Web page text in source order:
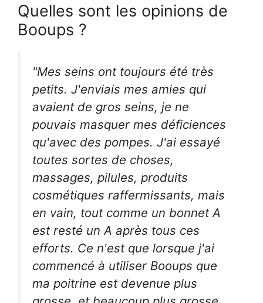
Quelles sont les opinions de
Booups ?
"Mes seins ont toujours été très
petits. J'enviais mes amies qui
avaient de gros seins, je ne
pouvais masquer mes déficiences
qu'avec des pompes. J'ai essayé
toutes sortes de choses,
massages, pilules, produits
cosmétiques raffermissants, mais
en vain, tout comme un bonnet A
est resté un A après tous ces
efforts. Ce n'est que lorsque j'ai
commencé à utiliser Booups que
ma poitrine est devenue plus